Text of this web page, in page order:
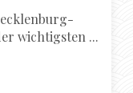
wichtigsten ...